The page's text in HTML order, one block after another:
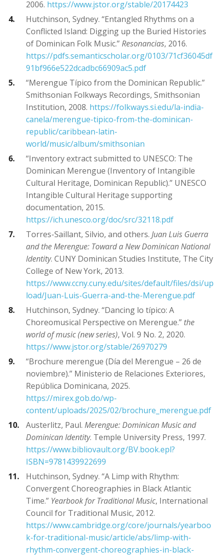
2006. https://www.jstor.org/stable/20174423
Hutchinson, Sydney. “Entangled Rhythms on a
Conflicted Island: Digging up the Buried Histories
of Dominican Folk Music.”Resonancias, 2016.
https://pdfs.semanticscholar.org/0103/71cf36045df
91bf966e522dcadbc66909ac5.pdf
“Merengue Típico from the Dominican Republic.”
Smithsonian Folkways Recordings, Smithsonian
Institution, 2008. https://folkways.si.edu/la-india-
canela/merengue-tipico-from-the-dominican-
republic/caribbean-latin-
world/music/album/smithsonian
“Inventory extract submitted to UNESCO: The
Dominican Merengue (Inventory of Intangible
Cultural Heritage, Dominican Republic).” UNESCO
Intangible Cultural Heritage supporting
documentation, 2015.
https://ich.unesco.org/doc/src/32118.pdf
Torres-Saillant, Silvio, and others. Juan Luis Guerra
and the Merengue: Toward a New Dominican National
Identity. CUNY Dominican Studies Institute, The City
College of New York, 2013.
https://www.ccny.cuny.edu/sites/default/files/dsi/up
load/Juan-Luis-Guerra-and-the-Merengue.pdf
Hutchinson, Sydney. “Dancing lo típico: A
Choreomusical Perspective on Merengue.” the
world of music (new series), Vol. 9 No. 2, 2020.
https://www.jstor.org/stable/26970279
“Brochure merengue (Día del Merengue – 26 de
noviembre).” Ministerio de Relaciones Exteriores,
República Dominicana, 2025.
https://mirex.gob.do/wp-
content/uploads/2025/02/brochure_merengue.pdf
Austerlitz, Paul. Merengue: Dominican Music and
Dominican Identity. Temple University Press, 1997.
https://www.bibliovault.org/BV.book.epl?
ISBN=9781439922699
Hutchinson, Sydney. “A Limp with Rhythm:
Convergent Choreographies in Black Atlantic
Time.” Yearbook for Traditional Music, International
Council for Traditional Music, 2012.
https://www.cambridge.org/core/journals/yearboo
k-for-traditional-music/article/abs/limp-with-
rhythm-convergent-choreographies-in-black-